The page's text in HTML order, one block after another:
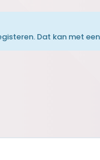
Dat kan met